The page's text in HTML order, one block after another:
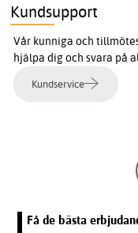
Kundsupport
Vår kunniga och
hjälpa dig och svara på
Kundservice
Få de bästa